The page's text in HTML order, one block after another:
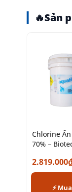
🔥Sản
Chlorine
70% –
2.819.000
⚡